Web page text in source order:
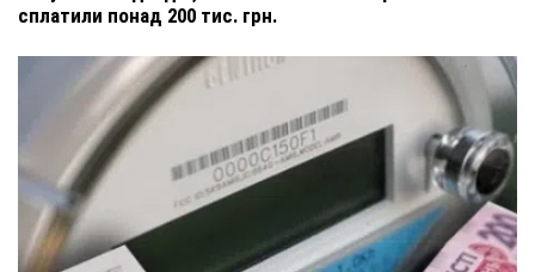
сплатили понад 200 тис. грн.